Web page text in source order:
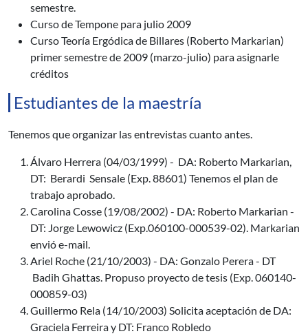
semestre.
Curso de Tempone para julio 2009
Curso Teoría Ergódica de Billares (Roberto Markarian)
primer semestre de 2009 (marzo-julio) para asignarle
créditos
Estudiantes de la maestría
Tenemos que organizar las entrevistas cuanto antes.
Álvaro Herrera (04/03/1999) - DA: Roberto Markarian,
DT: Berardi Sensale (Exp. 88601) Tenemos el plan de
trabajo aprobado.
Carolina Cosse (19/08/2002) - DA: Roberto Markarian -
DT: Jorge Lewowicz (Exp.060100-000539-02). Markarian
envió e-mail.
Ariel Roche (21/10/2003) - DA: Gonzalo Perera - DT
Badih Ghattas. Propuso proyecto de tesis (Exp. 060140-
000859-03)
Guillermo Rela (14/10/2003) Solicita aceptación de DA:
Graciela Ferreira y DT: Franco Robledo